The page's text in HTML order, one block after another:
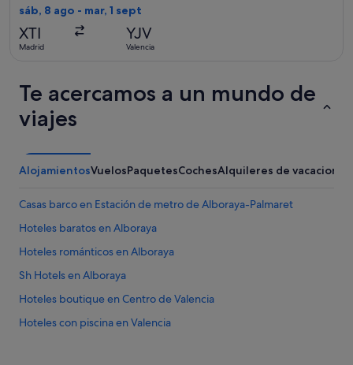
sáb, 8 ago - mar, 1 sept
XTI
Madrid
YJV
Valencia
Te acercamos a un mundo de
viajes
AlojamientosVuelosPaquetesCochesAlquileres de vacaciones
Casas barco en Estación de metro de Alboraya-Palmaret
Hoteles baratos en Alboraya
Hoteles románticos en Alboraya
Sh Hotels en Alboraya
Hoteles boutique en Centro de Valencia
Hoteles con piscina en Valencia